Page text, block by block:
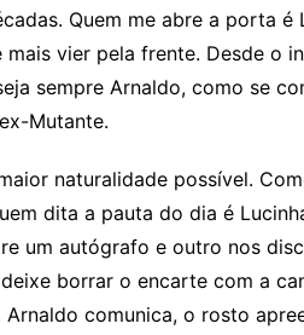
Quem me abre a porta é
vier pela frente. Desde o
sempre Arnaldo, como se
Mutante.
naturalidade possível.
dita a pauta do dia é
um autógrafo e outro nos
borrar o encarte com a
Arnaldo comunica, o rosto